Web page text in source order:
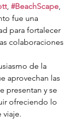
, #BeachScape,
fue una
para fortalecer
colaboraciones
de la
aprovechan las
presentan y se
ofreciendo lo
viaje.